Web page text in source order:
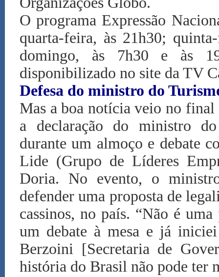
O programa Expressão
quarta-feira, às 21h30;
domingo, às 7h30 e às
disponibilizado no site da TV
Defesa do ministro do
Mas a boa notícia veio no final
a declaração do ministro
durante um almoço e debate
Lide (Grupo de Líderes
Doria. No evento, o
defender uma proposta de
cassinos, no país. “Não é
um debate à mesa e já
Berzoini [Secretaria de
história do Brasil não pode ter